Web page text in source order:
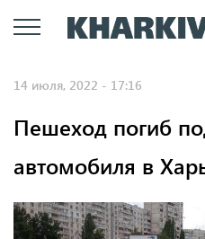
к
14 июля, 2022 - 17:16
Пешеход погиб
автомобиля в